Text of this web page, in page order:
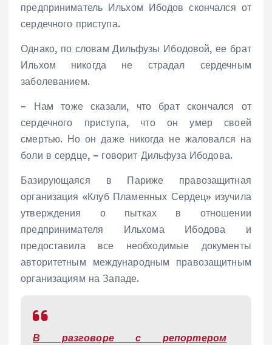
предприниматель Ильхом Ибодов скончался от
сердечного приступа.
Однако, по словам Дильфузы Ибодовой, ее брат
Ильхом никогда не страдал сердечным
заболеванием.
– Нам тоже сказали, что брат скончался от
сердечного приступа, что он умер своей
смертью. Но он даже никогда не жаловался на
боли в сердце, – говорит Дильфуза Ибодова.
Базирующаяся в Париже правозащитная
организация «Клуб Пламенных Сердец» изучила
утверждения о пытках в отношении
предпринимателя Ильхома Ибодова и
предоставила все необходимые документы
авторитетным международным правозащитным
организациям на Западе.
В разговоре с репортером